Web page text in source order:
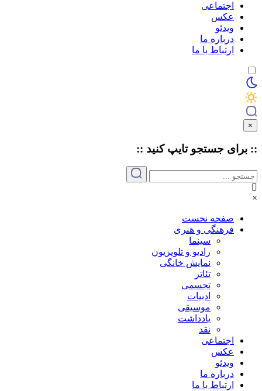
اجتماعی
عکس
ویدئو
درباره ما
ارتباط با ما
×
:: برای جستجو تایپکنید ::
×
صفحه نخست
فرهنگی و هنری
سینما
رادیو و تلویزیون
نمایش خانگی
تئاتر
تجسمی
ادبیات
موسیقی
یادداشت
نقد
اجتماعی
عکس
ویدئو
درباره ما
ارتباط با ما